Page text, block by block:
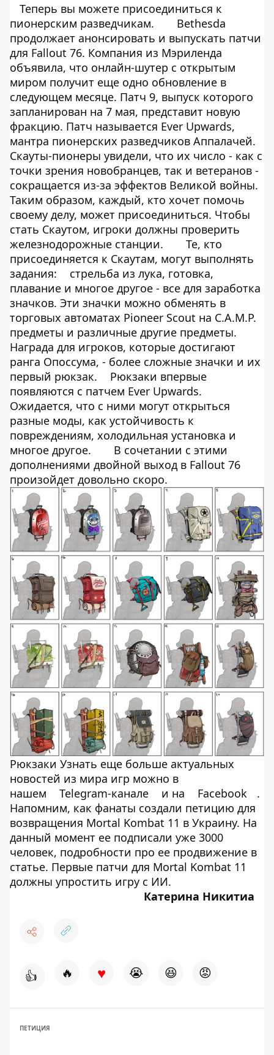
Теперь вы можете присоединиться к
пионерским разведчикам.
Bethesda
продолжает анонсировать и выпускать патчи
для Fallout 76. Компания из Мэриленда
объявила, что онлайн-шутер с открытым
миром получит еще одно обновление в
следующем месяце. Патч 9, выпуск которого
запланирован на 7 мая, представит новую
фракцию. Патч называется Ever Upwards,
мантра пионерских разведчиков Аппалачей.
Скауты-пионеры увидели, что их число - как с
точки зрения новобранцев, так и ветеранов -
сокращается из-за эффектов Великой войны.
Таким образом, каждый, кто хочет помочь
своему делу, может присоединиться. Чтобы
стать Скаутом, игроки должны проверить
железнодорожные станции.
Те, кто
присоединяется к Скаутам, могут выполнять
задания:
стрельба из лука, готовка,
плавание и многое другое - все для заработка
значков. Эти значки можно обменять в
торговых автоматах Pioneer Scout на C.A.M.P.
предметы и различные другие предметы.
Награда для игроков, которые достигают
ранга Опоссума, - более сложные значки и их
первый рюкзак.
Рюкзаки впервые
появляются с патчем Ever Upwards.
Ожидается, что с ними могут открыться
разные моды, как устойчивость к
повреждениям, холодильная установка и
многое другое.
В сочетании с этими
дополнениями двойной выход в Fallout 76
произойдет довольно скоро.
Рюкзаки Узнать еще больше актуальных
новостей из мира игр можно в
нашем
Telegram-канале и на Facebook
.
Напомним, как фанаты создали петицию для
возвращения Mortal Kombat 11 в Украину. На
данный момент ее подписали уже 3000
человек, подробности про ее продвижение в
статье. Первые патчи для Mortal Kombat 11
должны упростить игру с ИИ.
Катерина Никитиа
👍 🔥 ♥ 😭 😆 😡
ПЕТИЦИЯ